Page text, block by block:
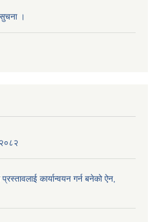
।
कार्यान्वयन गर्न बनेको ऐन,